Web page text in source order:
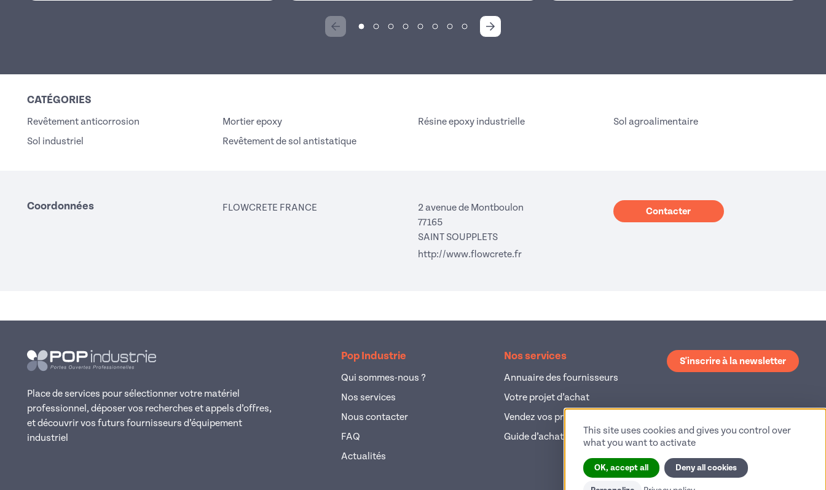
CATÉGORIES
Revêtement anticorrosion Mortier epoxy Résine epoxy industrielle
Sol agroalimentaire
Sol industriel
Revêtement de sol antistatique
Coordonnées FLOWCRETE FRANCE
2 avenue de Montboulon
77165
SAINT SOUPPLETS
http://www.flowcrete.fr(nouvelle fenêtre)
Contacter
Place de services pour sélectionner votre matériel
professionnel, déposer vos recherches et appels d’offres,
et découvrir vos futurs fournisseurs d’équipement
industriel
Pop Industrie
Qui sommes-nous ?
Nos services
Nous contacter
FAQ
Actualités
Nos services
Annuaire des fournisseurs
Votre projet d’achat
Vendez vos produits
Guide d’achat
S'inscrire à la newsletter
This site uses cookies and gives you control over
what you want to activate
OK, accept all Deny all cookies